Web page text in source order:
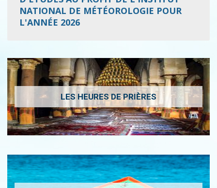
NATIONAL DE MÉTÉOROLOGIE POUR
L'ANNÉE 2026
LES HEURES DE PRIÈRES